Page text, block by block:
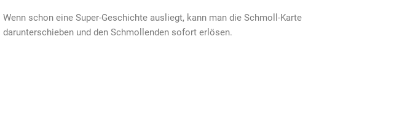
Wenn schon eine Super-Geschichte ausliegt, kann man die Schmoll-Karte
darunterschieben und den Schmollenden sofort erlösen.